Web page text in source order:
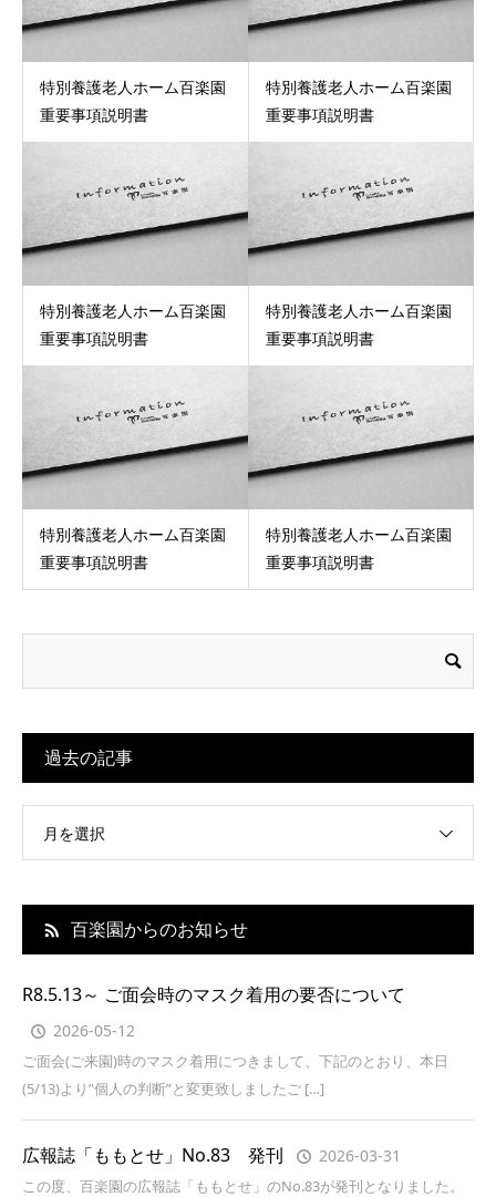
特別養護老人ホーム百楽園
重要事項説明書
特別養護老人ホーム百楽園
重要事項説明書
特別養護老人ホーム百楽園
重要事項説明書
特別養護老人ホーム百楽園
重要事項説明書
特別養護老人ホーム百楽園
重要事項説明書
特別養護老人ホーム百楽園
重要事項説明書
過去の記事
月を選択
百楽園からのお知らせ
R8.5.13～ ご面会時のマスク着用の要否について
2026-05-12
ご面会(ご来園)時のマスク着用につきまして、下記のとおり、本日
(5/13)より”個人の判断”と変更致しましたご […]
広報誌「ももとせ」No.83 発刊 2026-03-31
この度、百楽園の広報誌「ももとせ」のNo.83が発刊となりました。